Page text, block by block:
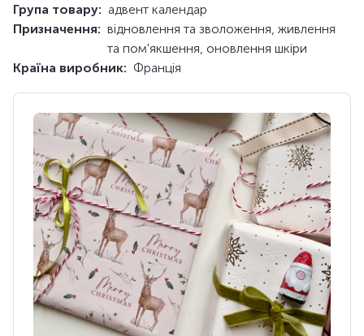
Група товару: адвент календар
Призначення: відновлення та зволоження, живлення
та пом'якшення, оновлення шкіри
Країна виробник: Франція